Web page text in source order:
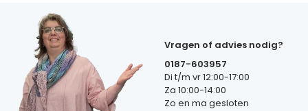
Vragen of advies nodig?
0187-603957
Di t/m vr 12:00-17:00
Za 10:00-14:00
Zo en ma gesloten